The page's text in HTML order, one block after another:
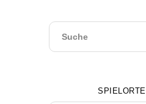
SPIELORTE